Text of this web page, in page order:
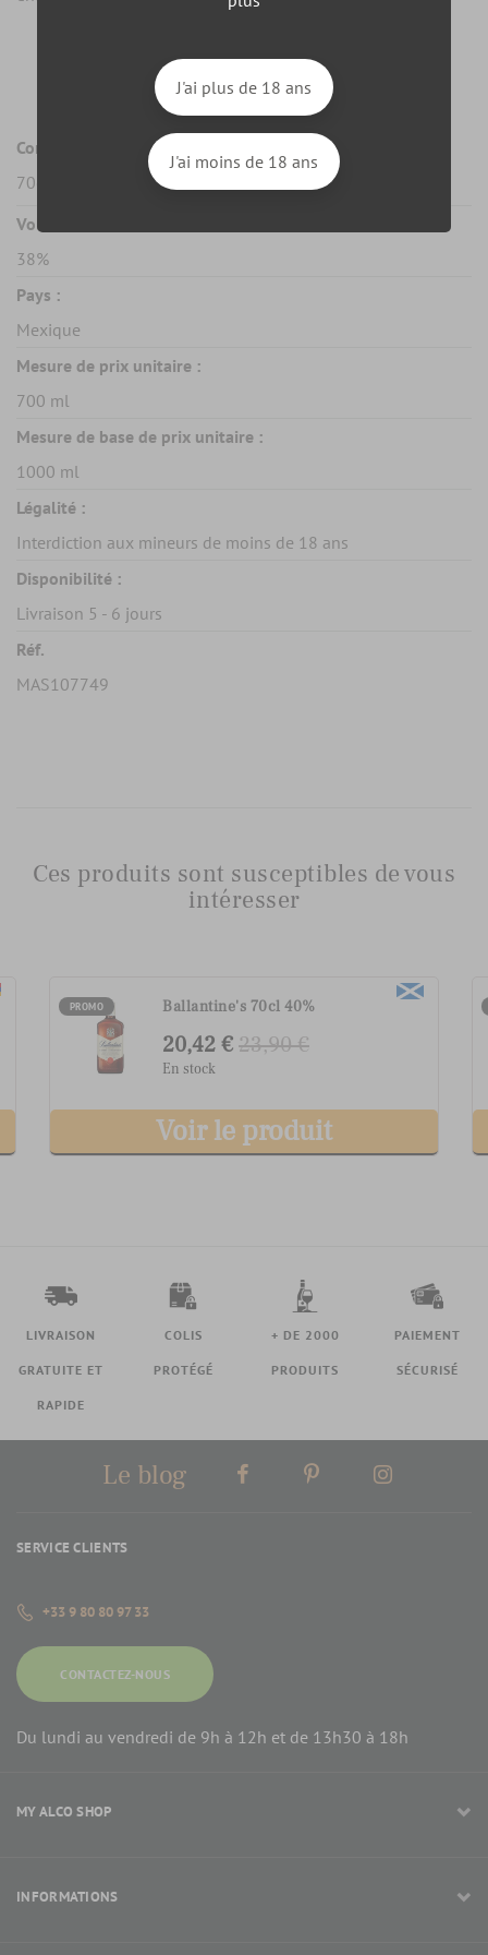
Fiche technique
Contenance :
70cl
Vol. d'alcool :
38%
Pays :
Mexique
Mesure de prix unitaire :
700 ml
Mesure de base de prix unitaire :
1000 ml
Légalité :
Interdiction aux mineurs de moins de 18 ans
Disponibilité :
Livraison 5 - 6 jours
Réf.
MAS107749
Ces produits sont susceptibles de vous
intéresser
PROMO
G.H. Mumm Grand Cordon
Champagne 75cl 12%
40,22 €46,90 €
En stock
Voir le produit
LIVRAISON
GRATUITE ET
RAPIDE
COLIS
PROTÉGÉ
+ DE 2000
PRODUITS
PAIEMENT
SÉCURISÉ
Le blog
J'ai plus de 18 ans
J'ai moins de 18 ans
SERVICE CLIENTS
+33 9 80 80 97 33
CONTACTEZ-NOUS
Du lundi au vendredi de 9h à 12h et de 13h30 à 18h
MY ALCO SHOP
INFORMATIONS